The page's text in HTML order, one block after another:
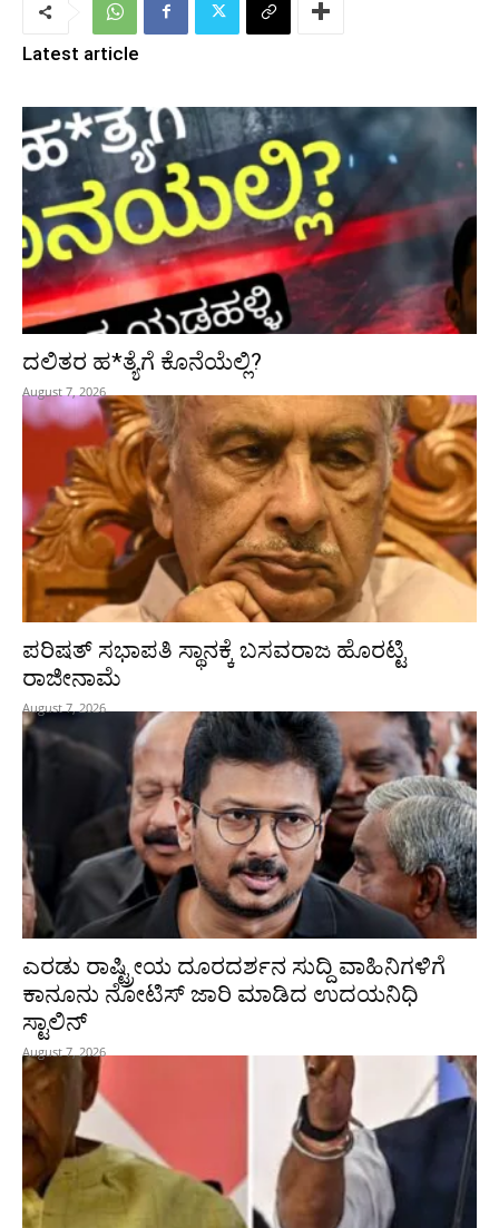
Latest article
ದಲಿತರ ಹ*ತ್ಯೆಗೆ ಕೊನೆಯೆಲ್ಲಿ?
August 7, 2026
ಪರಿಷತ್‌ ಸಭಾಪತಿ ಸ್ಥಾನಕ್ಕೆ ಬಸವರಾಜ ಹೊರಟ್ಟಿ
ರಾಜೀನಾಮೆ
August 7, 2026
ಎರಡು ರಾಷ್ಟ್ರೀಯ ದೂರದರ್ಶನ ಸುದ್ದಿ ವಾಹಿನಿಗಳಿಗೆ
ಕಾನೂನು ನೋಟಿಸ್ ಜಾರಿ ಮಾಡಿದ ಉದಯನಿಧಿ
ಸ್ಟಾಲಿನ್
August 7, 2026